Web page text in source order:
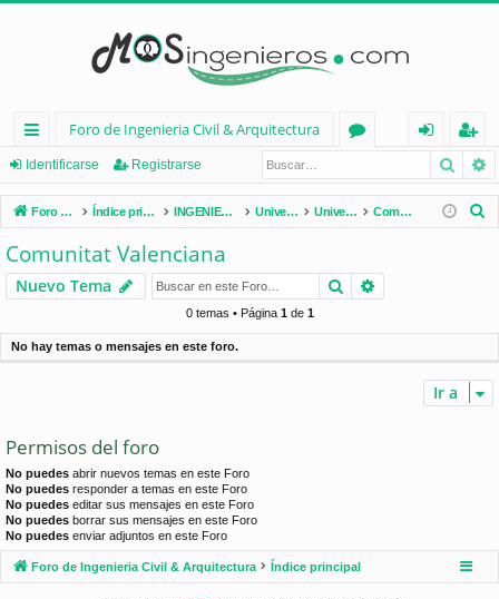
nl
ac
es
rá
pi
d
Foro de Ingenieria Civil & Arquitectura
os
nt
ifi
e
eg
ist
ra
Identificarse Registrarse
Foro de Ingenieria Civil & Arquitectura Índice principal INGENIERÍA CIVIL (España) Universidades de España Universidades por Comunidades Comunitat Valenciana
r
Comunitat Valenciana
Nuevo Tema Buscar
0 temas • Página 1de 1
No hay temas o mensajes en este foro.
Ir a
Permisos del foro
No puedes abrir nuevos temas en este Foro
No puedes responder a temas en este Foro
No puedes editar sus mensajes en este Foro
No puedes borrar sus mensajes en este Foro
No puedes enviar adjuntos en este Foro
Foro de Ingenieria Civil & Arquitectura Índice principal